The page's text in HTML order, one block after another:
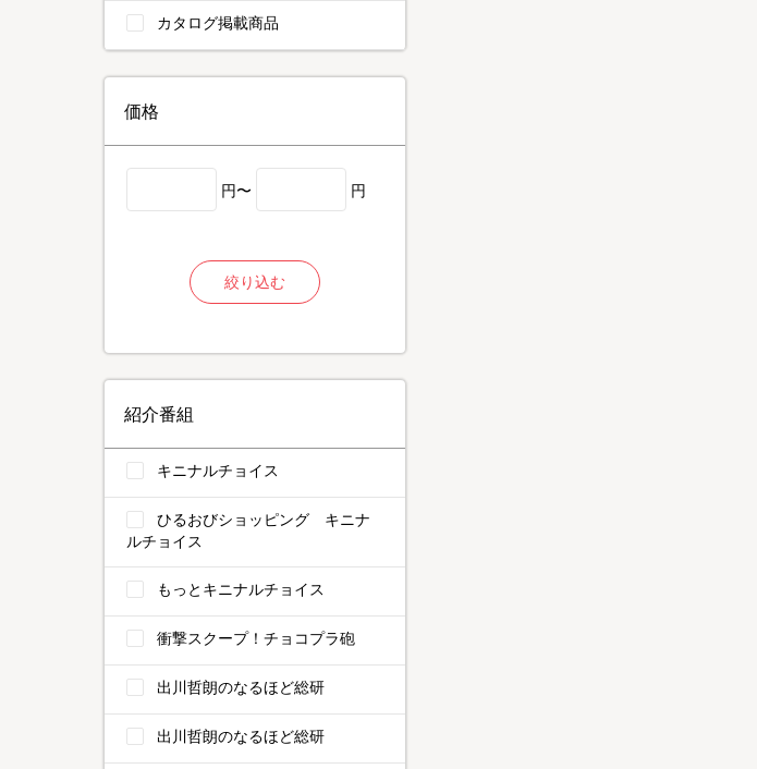
カタログ掲載商品
価格
円〜 円
絞り込む
紹介番組
キニナルチョイス
ひるおびショッピング キニナ
ルチョイス
もっとキニナルチョイス
衝撃スクープ！チョコプラ砲
出川哲朗のなるほど総研
出川哲朗のなるほど総研